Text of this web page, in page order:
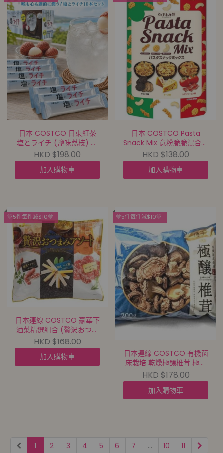
日本 COSTCO 日東紅茶
塩とライチ (鹽味荔枝) 即
溶飲品 (10條裝)【買滿10件
包郵 | 8/8截單 | 預計9月尾
到貨 |
20260803A(70202.)】
HKD $198.00
加入購物車
日本 COSTCO Pasta
Snack Mix 意粉脆脆混合零
食【買滿10件包郵 | 8/8截
單 | 預計9月尾到貨 |
20260803A(70200.)】
HKD $138.00
加入購物車
💚5件每件減$10💚
日本連線 COSTCO 豪華下
酒菜精選組合 (贅沢おつま
みアソート)【買滿10件包
郵 | 8/8截單 | 預計9月尾到
貨 |
20260803A(70185.)】
HKD $168.00
加入購物車
💚5件每件減$10💚
日本連線 COSTCO 有機菌
床栽培 乾燥極醸椎茸 極釀
乾香菇 (200G)【買滿10件
包郵 | 8/8截單 | 預計9月尾
到貨 |
20260803A(70183.)】
HKD $178.00
加入購物車
1 2 3 4 5 6 7 ... 10 11